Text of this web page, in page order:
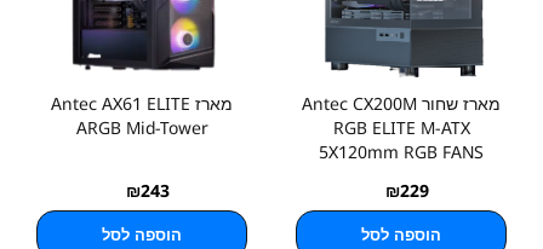
מארז שחור Antec CX200M
RGB ELITE M-ATX
5X120mm RGB FANS
₪229
הוספה לסל
מארז Antec AX61 ELITE
ARGB Mid-Tower
₪243
הוספה לסל